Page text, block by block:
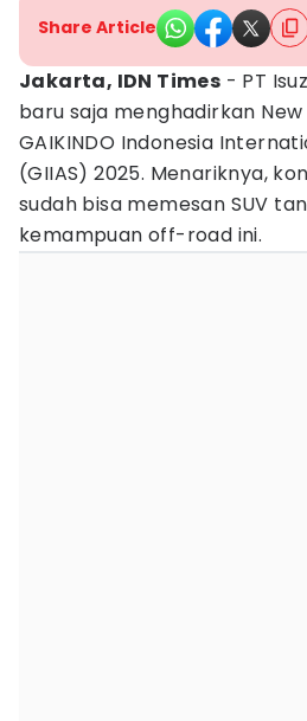
Share Article
Jakarta, IDN Times - PT
baru saja menghadirkan New
GAIKINDO Indonesia
(GIIAS) 2025. Menariknya,
sudah bisa memesan SUV
kemampuan off-road ini.